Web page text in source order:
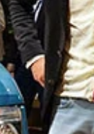
記録した！